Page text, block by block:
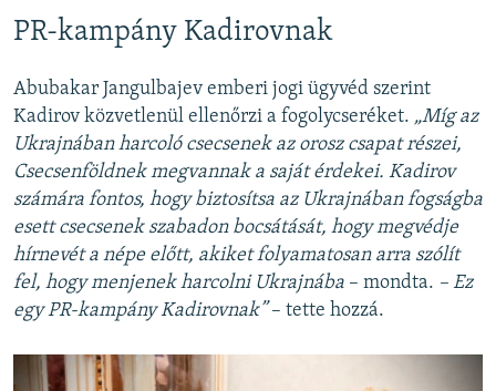
PR-kampány Kadirovnak
Abubakar Jangulbajev emberi jogi ügyvéd szerint
Kadirov közvetlenül ellenőrzi a fogolycseréket. „Míg az
Ukrajnában harcoló csecsenek az orosz csapat részei,
Csecsenföldnek megvannak a saját érdekei. Kadirov
számára fontos, hogy biztosítsa az Ukrajnában fogságba
esett csecsenek szabadon bocsátását, hogy megvédje
hírnevét a népe előtt, akiket folyamatosan arra szólít
fel, hogy menjenek harcolni Ukrajnába – mondta. – Ez
egy PR-kampány Kadirovnak”– tette hozzá.